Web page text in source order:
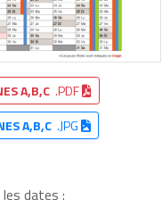
A,B,C .PDF
A,B,C.JPG
dates :